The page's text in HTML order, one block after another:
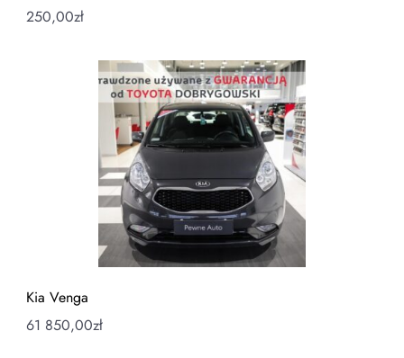
250,00zł
Kia Venga
61 850,00zł